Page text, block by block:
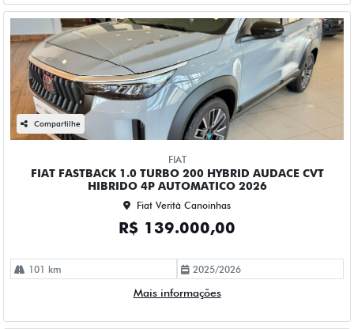
Compartilhe
FIAT
FIAT FASTBACK 1.0 TURBO 200 HYBRID AUDACE CVT
HIBRIDO 4P AUTOMATICO 2026
Fiat Verità Canoinhas
R$ 139.000,00
101 km 2025/2026
Mais informações